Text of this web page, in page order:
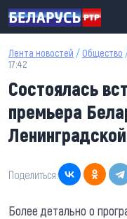
Перейти к основному
Лента новостей / Общество
17:42
Состоялась
премьера
Поделиться:
Более детально о